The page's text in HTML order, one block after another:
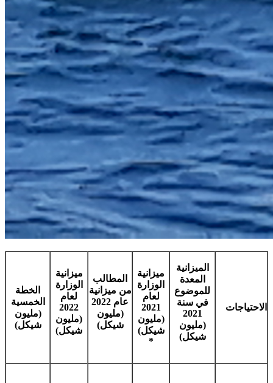
الاحتياجات
الميزانية
المعدة
للموضوع
في سنة
2021
(مليون
شيكل)
ميزانية
الوزارة
لعام
2021
(مليون
شيكل)
*
المطالب
من ميزانية
عام 2022
(مليون
شيكل)
ميزانية
الوزارة
لعام
2022
(مليون
شيكل)
الخطة
الخمسية
(مليون
شيكل)